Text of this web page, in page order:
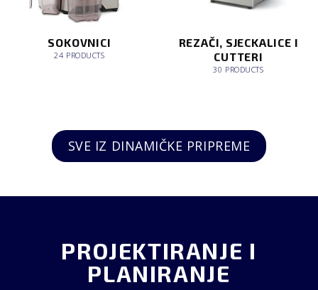
SOKOVNICI
24 PRODUCTS
REZAČI, SJECKALICE I
CUTTERI
30 PRODUCTS
SVE IZ DINAMIČKE PRIPREME
PROJEKTIRANJE I
PLANIRANJE